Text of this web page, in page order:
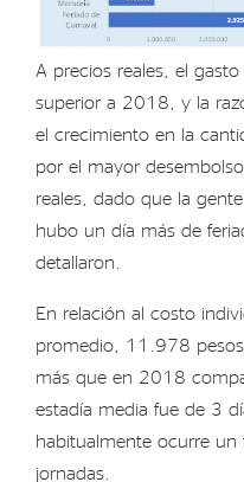
A precios reales, el
superior a 2018, y la
el crecimiento en la
por el mayor
reales, dado que la
hubo un día más de
detallaron.
En relación al costo
promedio, 11.978
más que en 2018
estadía media fue de 3
habitualmente ocurre
jornadas.